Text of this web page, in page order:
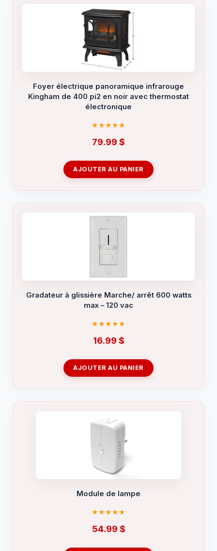
Foyer électrique panoramique infrarouge
Kingham de 400 pi2 en noir avec thermostat
électronique
79.99 $
AJOUTER AU PANIER
Gradateur à glissière Marche/ arrêt 600 watts
max – 120 vac
16.99 $
AJOUTER AU PANIER
Module de lampe
54.99 $